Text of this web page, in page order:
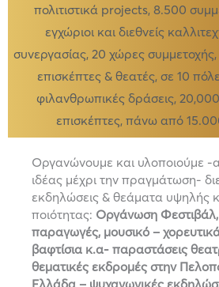
πολιτιστικά projects, 8.500
εγχώριοι και διεθνείς
συνεργασίας, 20 χώρες
επισκέπτες & θεατές, σε 10
φιλανθρωπικές δράσεις, 20,000
επισκέπτες, πάνω από
Οργανώνουμε και υλοποιούμε -
ιδέας μέχρι την πραγμάτωση-
εκδηλώσεις & θεάματα υψηλής
ποιότητας: Οργάνωση Φεστιβάλ,
παραγωγές, μουσικό –
βαφτίσια κ.α- παραστάσεις
θεματικές εκδρομές στην